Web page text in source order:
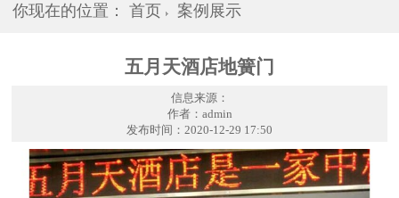
你现在的位置：首页 案例展示
五月天酒店地簧门
信息来源：
作者：admin
发布时间：2020-12-29 17:50